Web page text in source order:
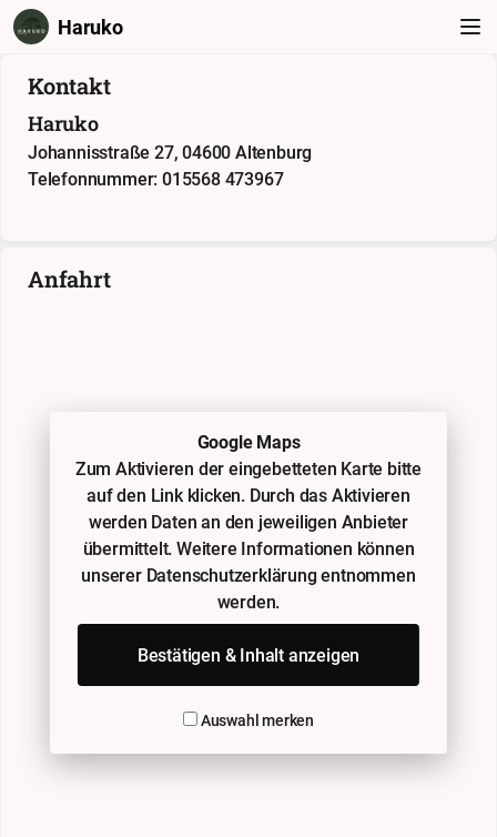
Haruko
Kontakt
Haruko
Johannisstraße 27, 04600 Altenburg
Telefonnummer: 015568 473967
Anfahrt
Google Maps
Zum Aktivieren der eingebetteten Karte bitte
auf den Link klicken. Durch das Aktivieren
werden Daten an den jeweiligen Anbieter
übermittelt. Weitere Informationen können
unserer Datenschutzerklärung entnommen
werden.
Bestätigen & Inhalt anzeigen
Auswahl merken